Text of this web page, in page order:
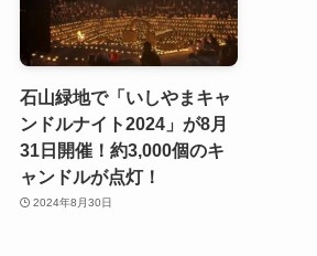
石山緑地で「いしやまキャ
ンドルナイト2024」が8月
31日開催！約3,000個のキ
ャンドルが点灯！
2024年8月30日